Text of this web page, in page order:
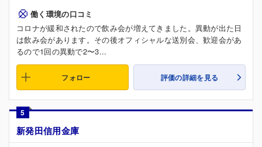
働く環境の口コミ
コロナが緩和されたので飲み会が増えてきました。異動が出た日
は飲み会があります。その後オフィシャルな送別会、歓迎会があ
るので1回の異動で2〜3...
フォロー 評価の詳細を見る
5
新発田信用金庫